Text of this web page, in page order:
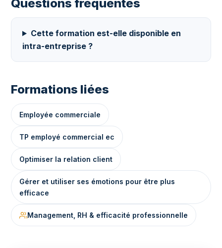
Questions fréquentes
Cette formation est-elle disponible en
intra-entreprise ?
Formations liées
Employée commerciale
TP employé commercial ec
Optimiser la relation client
Gérer et utiliser ses émotions pour être plus
efficace
Management, RH & efficacité professionnelle